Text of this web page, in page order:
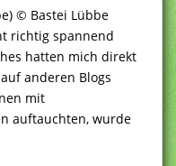
© Bastei Lübbe
richtig spannend
hatten mich direkt
anderen Blogs
mit
auftauchten, wurde